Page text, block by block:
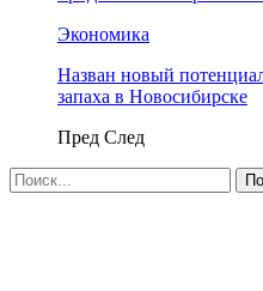
Экономика
Назван новый
запаха в Новосибирске
Пред След